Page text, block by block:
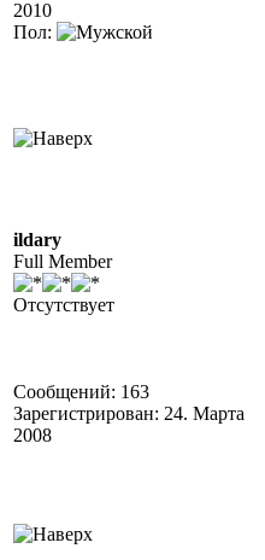
2010
Пол:
ildary
Full Member
Отсутствует
Сообщений: 163
Зарегистрирован: 24. Марта
2008